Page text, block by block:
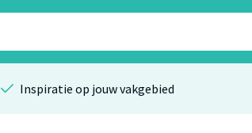
Inspiratie op jouw vakgebied